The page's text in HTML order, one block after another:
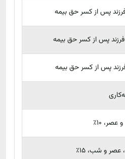
فرزند پس از کسر حق بیمه
فرزند پس از کسر حق بیمه
فرزند پس از کسر حق بیمه
10٪
و شب، 15٪